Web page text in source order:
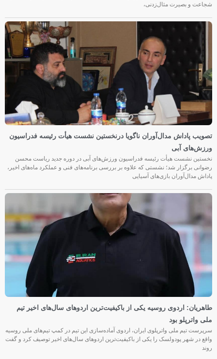
شجاعت و بصیرت مثال‌زدنی،
تصویب پاداش مدال‌آوران ناگویا درنخستین نشست هیأت رئیسه فدراسیون
ورزش‌های آبی
نخستین نشست هیأت رئیسه فدراسیون ورزش‌های آبی در دوره جدید ریاست محسن
رضوانی برگزار شد؛ نشستی که علاوه بر بررسی برنامه‌های فنی و عملکرد ماه‌های اخیر،
پاداش مدال‌آوران بازی‌های آسیایی
طاهریان: اردوی روسیه یکی از باکیفیت‌ترین اردوهای سال‌های اخیر تیم
ملی واترپلو بود
سرپرست تیم ملی واترپلوی ایران، اردوی آماده‌سازی این تیم در کمپ تیم‌های ملی روسیه
واقع در شهر پودولسک را یکی از باکیفیت‌ترین اردوهای سال‌های اخیر توصیف کرد و گفت
روند